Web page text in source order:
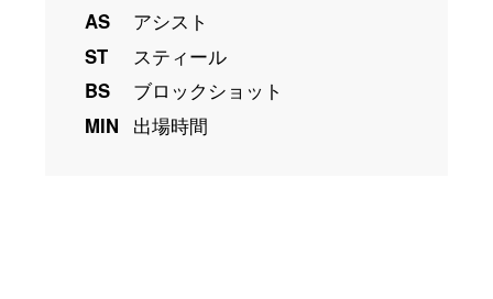
AS
アシスト
ST
スティール
BS
ブロックショット
MIN
出場時間